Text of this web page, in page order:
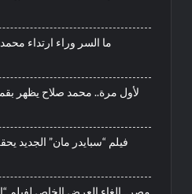
لأول مرة.. محمد صلاح يظهر
مصر.. إلغاء العرض الخاص لفيلم